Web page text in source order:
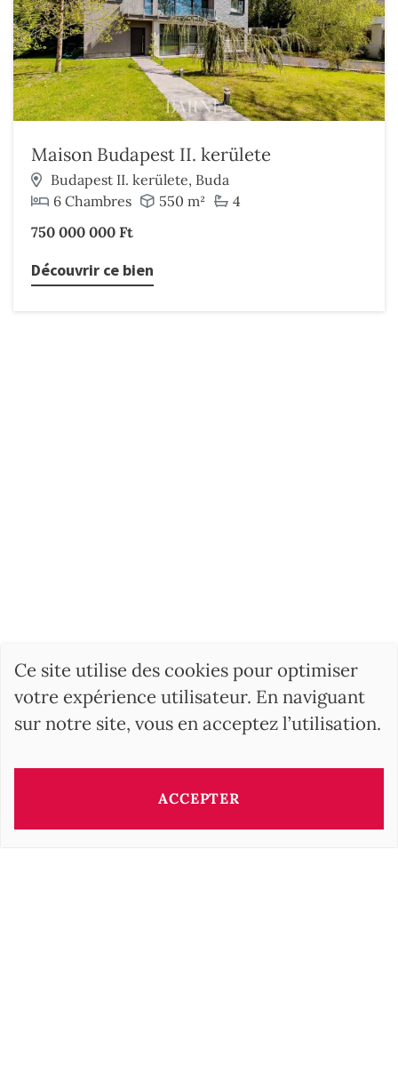
RECHERCHER
Maison Budapest II. kerülete
Budapest II. kerülete, Buda
6 Chambres
550 m²
4
750 000 000 Ft
Découvrir ce bien
Ce site utilise des cookies pour optimiser
votre expérience utilisateur. En naviguant
sur notre site, vous en acceptez l’utilisation.
ACCEPTER